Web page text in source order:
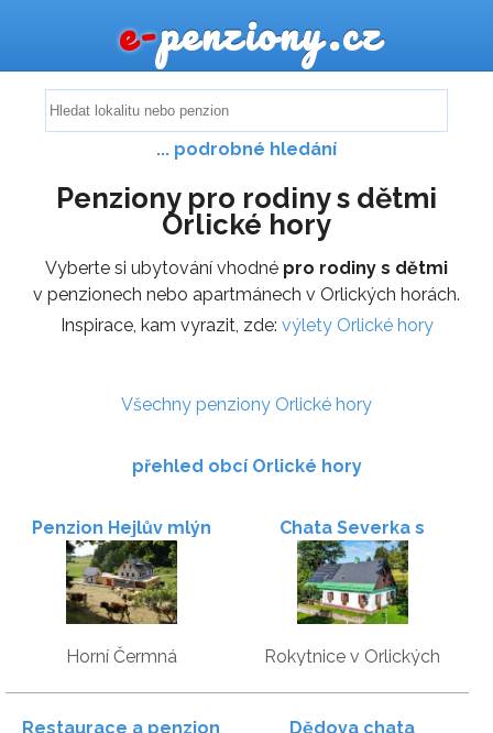
e-penziony.cz
... podrobné hledání
Penziony pro rodiny s dětmi
Orlické hory
Vyberte si ubytování vhodné pro rodiny s dětmi
v penzionech nebo apartmánech v Orlických horách.
Inspirace, kam vyrazit, zde: výlety Orlické hory
Všechny penziony Orlické hory
přehled obcí Orlické hory
Penzion Hejlův mlýn
Horní Čermná
Chata Severka s
Wellness
Rokytnice v Orlických
horách
Restaurace a penzion
Dědova chata